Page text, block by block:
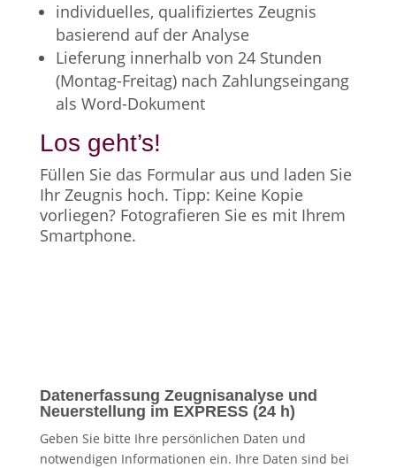
individuelles, qualifiziertes Zeugnis
basierend auf der Analyse
Lieferung innerhalb von 24 Stunden
(Montag-Freitag) nach Zahlungseingang
als Word-Dokument
Los geht’s!
Füllen Sie das Formular aus und laden Sie
Ihr Zeugnis hoch. Tipp: Keine Kopie
vorliegen? Fotografieren Sie es mit Ihrem
Smartphone.
Datenerfassung Zeugnisanalyse und
Neuerstellung im EXPRESS (24 h)
Geben Sie bitte Ihre persönlichen Daten und
notwendigen Informationen ein. Ihre Daten sind bei